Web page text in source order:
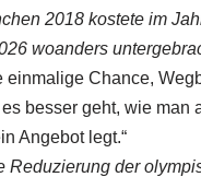
2018 kostete im
woanders
einmalige Chance,
besser geht, wie man
Angebot legt.“
Reduzierung der